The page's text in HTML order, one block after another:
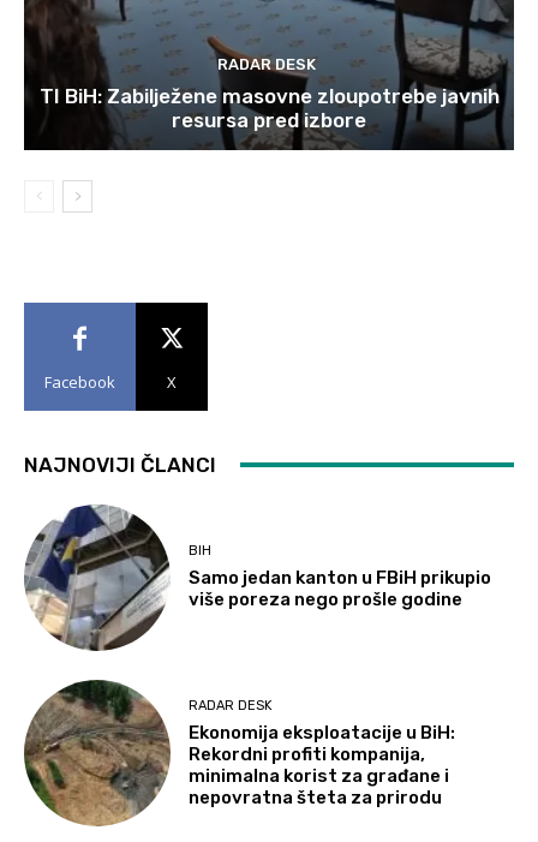
RADAR DESK
TI BiH: Zabilježene masovne zloupotrebe javnih
resursa pred izbore
Facebook X
NAJNOVIJI ČLANCI
BIH
Samo jedan kanton u FBiH prikupio
više poreza nego prošle godine
RADAR DESK
Ekonomija eksploatacije u BiH:
Rekordni profiti kompanija,
minimalna korist za građane i
nepovratna šteta za prirodu